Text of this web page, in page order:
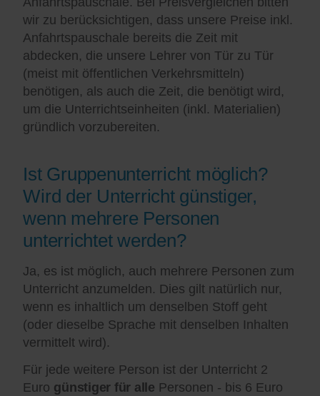
wir zu berücksichtigen, dass unsere Preise inkl.
Anfahrtspauschale bereits die Zeit mit
abdecken, die unsere Lehrer von Tür zu Tür
(meist mit öffentlichen Verkehrsmitteln)
benötigen, als auch die Zeit, die benötigt wird,
um die Unterrichtseinheiten (inkl. Materialien)
gründlich vorzubereiten.
Ist Gruppenunterricht möglich?
Wird der Unterricht günstiger,
wenn mehrere Personen
unterrichtet werden?
Ja, es ist möglich, auch mehrere Personen zum
Unterricht anzumelden. Dies gilt natürlich nur,
wenn es inhaltlich um denselben Stoff geht
(oder dieselbe Sprache mit denselben Inhalten
vermittelt wird).
Für jede weitere Person ist der Unterricht 2
Euro günstiger für alle Personen - bis 6 Euro